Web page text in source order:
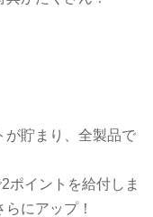
が貯まり、全製品で
ポイントを給付しま
にアップ！